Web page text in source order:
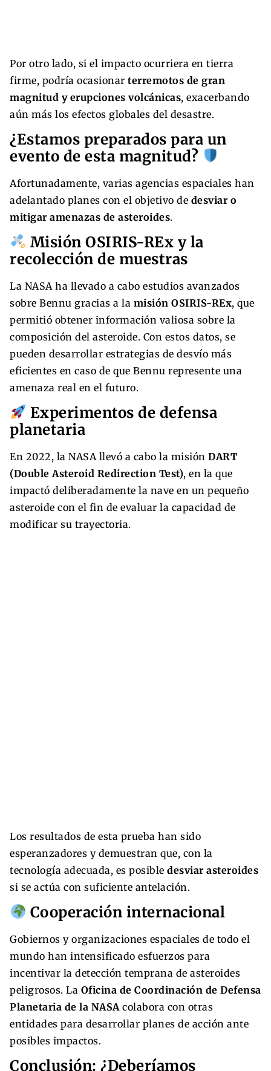
Por otro lado, si el impacto ocurriera en tierra
firme, podría ocasionar terremotos de gran
magnitud y erupciones volcánicas, exacerbando
aún más los efectos globales del desastre.
¿Estamos preparados para un
evento de esta magnitud?
Afortunadamente, varias agencias espaciales han
adelantado planes con el objetivo de desviar o
mitigar amenazas de asteroides.
Misión OSIRIS-REx y la
recolección de muestras
La NASA ha llevado a cabo estudios avanzados
sobre Bennu gracias a la misión OSIRIS-REx, que
permitió obtener información valiosa sobre la
composición del asteroide. Con estos datos, se
pueden desarrollar estrategias de desvío más
eficientes en caso de que Bennu represente una
amenaza real en el futuro.
Experimentos de defensa
planetaria
En 2022, la NASA llevó a cabo la misión DART
(Double Asteroid Redirection Test), en la que
impactó deliberadamente la nave en un pequeño
asteroide con el fin de evaluar la capacidad de
modificar su trayectoria.
Los resultados de esta prueba han sido
esperanzadores y demuestran que, con la
tecnología adecuada, es posible desviar asteroides
si se actúa con suficiente antelación.
Cooperación internacional
Gobiernos y organizaciones espaciales de todo el
mundo han intensificado esfuerzos para
incentivar la detección temprana de asteroides
peligrosos. La Oficina de Coordinación de Defensa
Planetaria de la NASA colabora con otras
entidades para desarrollar planes de acción ante
posibles impactos.
Conclusión: ¿Deberíamos